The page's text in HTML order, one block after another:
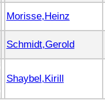
Morisse,Heinz
Schmidt,Gerold
Shaybel,Kirill